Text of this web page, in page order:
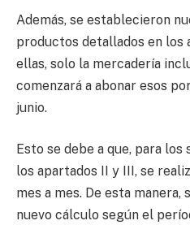
Además, se establecieron
productos detallados en los
ellas, solo la mercadería
comenzará a abonar esos
junio.
Esto se debe a que, para
los apartados II y III, se
mes a mes. De esta manera,
nuevo cálculo según el